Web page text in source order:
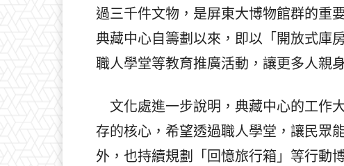
過三千件文物，是屏東大博物館群的重
典藏中心自籌劃以來，即以「開放式庫
職人學堂等教育推廣活動，讓更多人親
文化處進一步說明，典藏中心的工作
存的核心，希望透過職人學堂，讓民眾
外，也持續規劃「回憶旅行箱」等行動